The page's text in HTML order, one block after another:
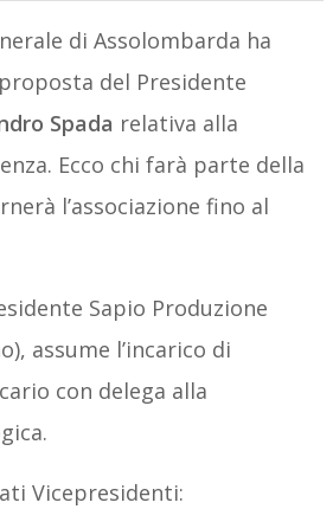
di Assolombarda ha
del Presidente
Spada relativa alla
Ecco chi farà parte della
l’associazione fino al
Sapio Produzione
assume l’incarico di
con delega alla
Vicepresidenti: